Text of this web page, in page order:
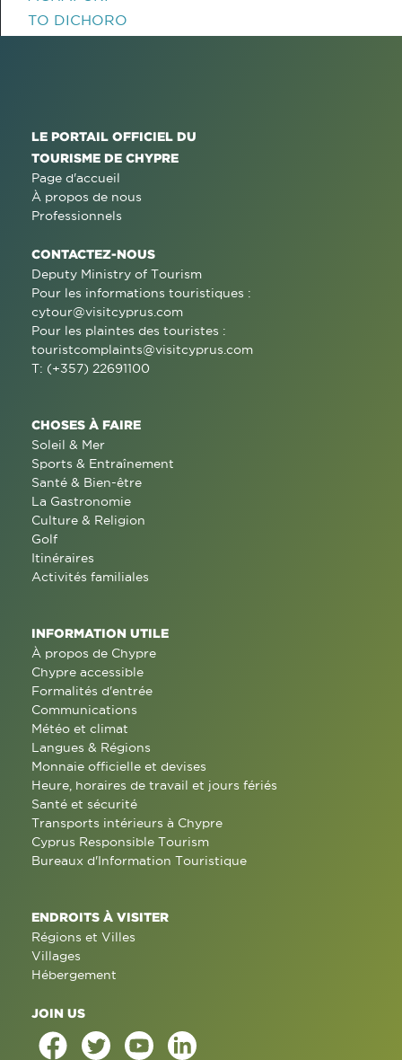
TO DICHORO
LE PORTAIL OFFICIEL DU
TOURISME DE CHYPRE
Page d'accueil
À propos de nous
Professionnels
CONTACTEZ-NOUS
Deputy Ministry of Tourism
Pour les informations touristiques :
cytour@visitcyprus.com
Pour les plaintes des touristes :
touristcomplaints@visitcyprus.com
T: (+357) 22691100
CHOSES À FAIRE
Soleil & Mer
Sports & Entraînement
Santé & Bien-être
La Gastronomie
Culture & Religion
Golf
Itinéraires
Activités familiales
INFORMATION UTILE
À propos de Chypre
Chypre accessible
Formalités d'entrée
Communications
Météo et climat
Langues & Régions
Monnaie officielle et devises
Heure, horaires de travail et jours fériés
Santé et sécurité
Transports intérieurs à Chypre
Cyprus Responsible Tourism
Bureaux d'Information Touristique
ENDROITS À VISITER
Régions et Villes
Villages
Hébergement
JOIN US